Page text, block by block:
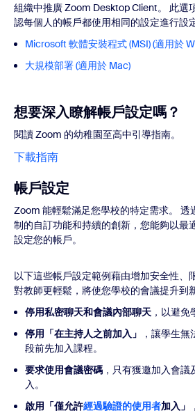
組織中推廣 Zoom Desktop Client。 此選
認每個人的帳戶都使用相同的設定進行設定
Microsoft 軟體安裝程式 (MSI) (適用於
大規模部署 (適用於 Mac)
想要深入瞭解帳戶設定嗎？
閱讀 Zoom 的幼稚園至高中引導指南。
下載指南
帳戶設定
Zoom 能輕鬆滿足您學校的特定需求。 透
制的自訂功能和持續的創新，您能夠以最
設定您的帳戶。
以下這些帳戶設定範例藉由增加安全性、
對教師更輕鬆，將使您學校的會議提升到
停用私密聊天和會議內部聊天 ，以避免
停用「在主持人之前加入」
，讓學生
段前先加入課程。
要求使用會議密碼 ，只有獲邀加入會
入。
啟用「僅允許經過驗證的使用者加入」